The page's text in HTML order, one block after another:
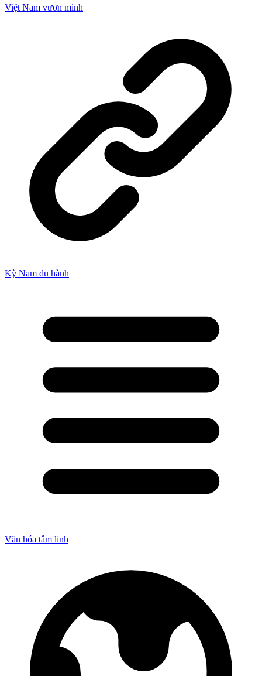
Việt Nam vươn mình
Kỳ Nam du hành
Văn hóa tâm linh